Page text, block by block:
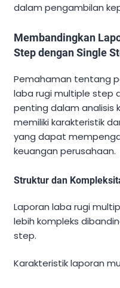
dalam pengambilan
Membandingkan
Step dengan Single
Pemahaman tentang
laba rugi multiple step
penting dalam analisis
memiliki karakteristik
yang dapat
keuangan perusahaan.
Struktur dan
Laporan laba rugi
lebih kompleks
step.
Karakteristik laporan